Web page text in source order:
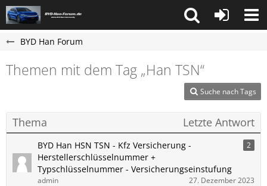
BYD Han Forum
Themen mit dem Tag „Han​​​​ TSN“
Suche nach Tags
Thema Letzte Antwort
BYD Han HSN TSN - Kfz Versicherung -
Herstellerschlüsselnummer +
Typschlüsselnummer - Versicherungseinstufung
2
admin 27. Dezember 2023